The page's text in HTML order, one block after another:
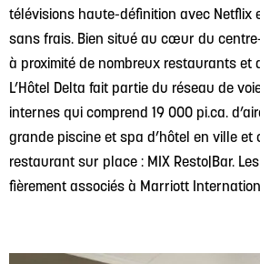
télévisions haute-définition avec Netflix
sans frais. Bien situé au cœur du
à proximité de nombreux restaurants et
L’Hôtel Delta fait partie du réseau de
internes qui comprend 19 000 pi.ca.
grande piscine et spa d’hôtel en ville et
restaurant sur place : MIX Resto|Bar.
fièrement associés à Marriott